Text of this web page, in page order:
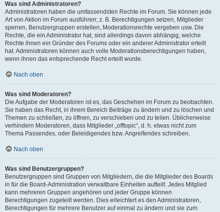
Was sind Administratoren?
Administratoren haben die umfassendsten Rechte im Forum. Sie können jede
Art von Aktion im Forum ausführen; z. B. Berechtigungen setzen, Mitglieder
sperren, Benutzergruppen erstellen, Moderationsrechte vergeben usw. Die
Rechte, die ein Administrator hat, sind allerdings davon abhängig, welche
Rechte ihnen ein Gründer des Forums oder ein anderer Administrator erteilt
hat. Administratoren können auch volle Moderationsberechtigungen haben,
wenn ihnen das entsprechende Recht erteilt wurde.
Nach oben
Was sind Moderatoren?
Die Aufgabe der Moderatoren ist es, das Geschehen im Forum zu beobachten.
Sie haben das Recht, in ihrem Bereich Beiträge zu ändern und zu löschen und
Themen zu schließen, zu öffnen, zu verschieben und zu teilen. Üblicherweise
verhindern Moderatoren, dass Mitglieder „offtopic“, d. h. etwas nicht zum
Thema Passendes, oder Beleidigendes bzw. Angreifendes schreiben.
Nach oben
Was sind Benutzergruppen?
Benutzergruppen sind Gruppen von Mitgliedern, die die Mitglieder des Boards
in für die Board-Administration verwaltbare Einheiten aufteilt. Jedes Mitglied
kann mehreren Gruppen angehören und jeder Gruppe können
Berechtigungen zugeteilt werden. Dies erleichtert es den Administratoren,
Berechtigungen für mehrere Benutzer auf einmal zu ändern und sie zum